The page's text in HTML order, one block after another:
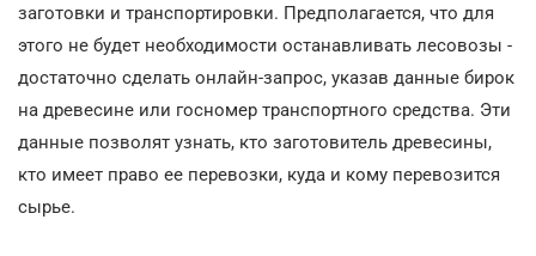
заготовки и транспортировки. Предполагается, что для
этого не будет необходимости останавливать лесовозы -
достаточно сделать онлайн-запрос, указав данные бирок
на древесине или госномер транспортного средства. Эти
данные позволят узнать, кто заготовитель древесины,
кто имеет право ее перевозки, куда и кому перевозится
сырье.